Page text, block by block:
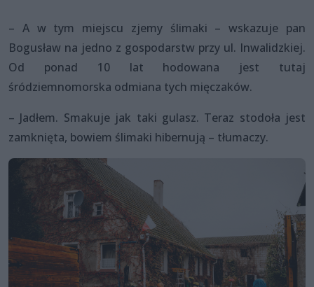
– A w tym miejscu zjemy ślimaki – wskazuje pan
Bogusław na jedno z gospodarstw przy ul. Inwalidzkiej.
Od ponad 10 lat hodowana jest tutaj
śródziemnomorska odmiana tych mięczaków.
– Jadłem. Smakuje jak taki gulasz. Teraz stodoła jest
zamknięta, bowiem ślimaki hibernują – tłumaczy.